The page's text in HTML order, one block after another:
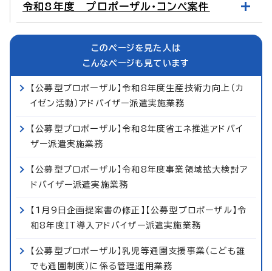
令和8年度 プロポーザル・コンペ案件
このページを見た人は
こんなページも見ています
【公募型プロポーザル】令和8年度生産技術力向上（カ
イゼン活動）アドバイザー派遣実施業務
【公募型プロポーザル】令和8年度省エネ推進アドバイ
ザー派遣実施業務
【公募型プロポーザル】令和8年度事業領域拡大検討ア
ドバイザー派遣実施業務
【1月9日企画提案書の修正】【公募型プロポーザル】令
和8年度IT導入アドバイザー派遣実施業務
【公募型プロポーザル】乳児等通園支援事業（こども誰
でも通園制度）に係る管理運用業務